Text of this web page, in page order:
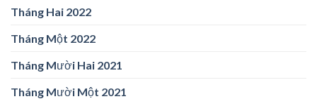
Tháng Hai 2022
Tháng Một 2022
Tháng Mười Hai 2021
Tháng Mười Một 2021